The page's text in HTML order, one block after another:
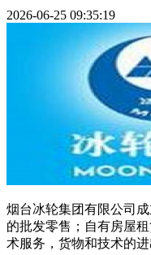
2026-06-25 09:35:19
烟台冰轮集团有限公司
的批发零售；自有房屋
术服务，货物和技术的